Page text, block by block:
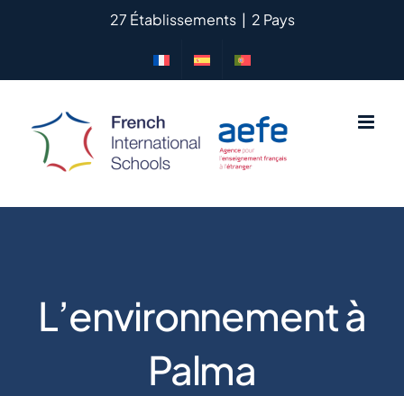
27 Établissements | 2 Pays
L’environnement à
Palma